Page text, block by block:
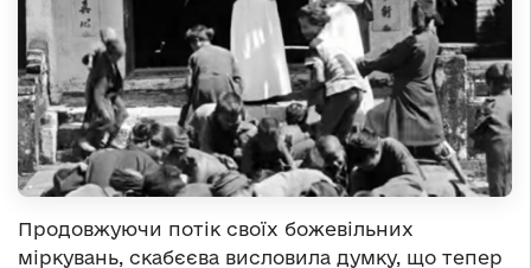
Продовжуючи потік своїх божевільних
міркувань, скабєєва висловила думку, що тепер